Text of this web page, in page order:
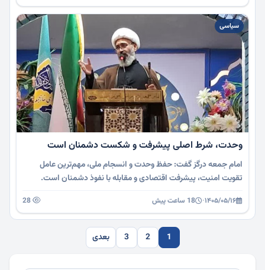
سیاسی
وحدت، شرط اصلی پیشرفت و شکست دشمنان است
امام جمعه درگز گفت: حفظ وحدت و انسجام ملی، مهم‌ترین عامل
تقویت امنیت، پیشرفت اقتصادی و مقابله با نفوذ دشمنان است.
۱۴۰۵/۰۵/۱۶· 18 ساعت پیش
1
2
3 بعدی